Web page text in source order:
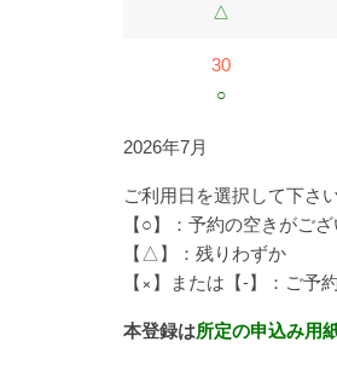
△
30
○
2026年7月
ご利用日を選択して下さ
【○】：予約の空きがご
【△】：残りわずか
【×】または【-】：ご予
本登録は所定の申込み用